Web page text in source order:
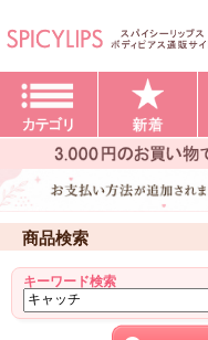
商品検索
キーワード検索